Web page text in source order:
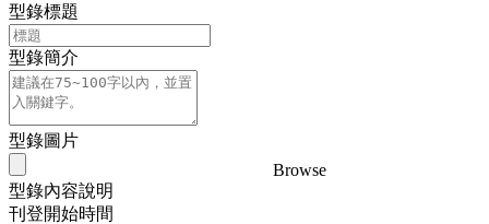
型錄標題
型錄簡介
型錄圖片
Browse
型錄內容說明
刊登開始時間